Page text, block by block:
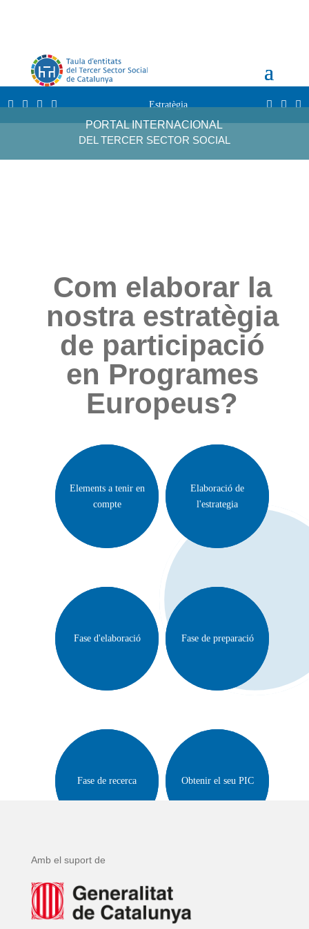
PORTAL INTERNACIONAL
DEL TERCER SECTOR SOCIAL
Estratègia
Com elaborar la
nostra estratègia
de participació
en Programes
Europeus?
Elements a tenir en
compte
Elaboració de
l'estrategia
Fase d'elaboració Fase de preparació
Fase de recerca Obtenir el seu PIC
Amb el suport de